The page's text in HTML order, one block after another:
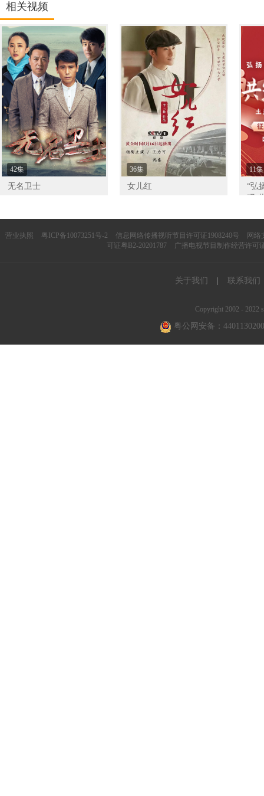
相关视频
42集
无名卫士
36集
女儿红
11集
“弘
营业执照 粤ICP备10073251号-2 信息网络传播视听节目许可证1908240号
网络
可证粤B2-20201787
广播电视节目制作经营许可
关于我们 联系我们
Copyright 2002 - 2022
粤公网安备：